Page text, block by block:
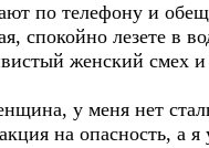
по телефону и
спокойно лезете в
женский смех и
у меня нет
на опасность, а